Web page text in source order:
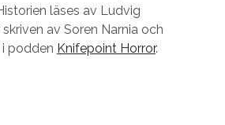
läses av Ludvig
av Soren Narnia och
podden Knifepoint Horror.